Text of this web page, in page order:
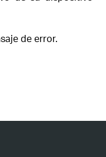
de error.